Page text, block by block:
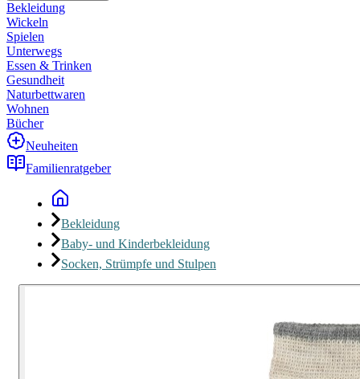
Bekleidung
Wickeln
Spielen
Unterwegs
Essen & Trinken
Gesundheit
Naturbettwaren
Wohnen
Bücher
Neuheiten
Familienratgeber
Bekleidung
Baby- und Kinderbekleidung
Socken, Strümpfe und Stulpen